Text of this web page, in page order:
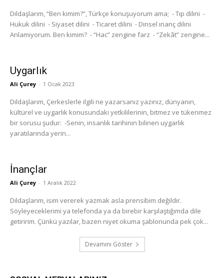
Dildaşlarım, “Ben kimim?”, Türkçe konuşuyorum ama; - Tıp dilini -
Hukuk dilini - Siyaset dilini - Ticaret dilini - Dinsel inanç dilini
Anlamıyorum. Ben kimim? - “Hac” zengine farz - “Zekât” zengine...
Uygarlık
Ali Çurey - 1 Ocak 2023
Dildaşlarım, Çerkeslerle ilgili ne yazarsanız yazınız, dünyanın,
kültürel ve uygarlık konusundaki yetkililerinin, bitmez ve tükenmez
bir sorusu şudur: -Senin, insanlık tarihinin bilinen uygarlık
yaratılarında yerin...
İnançlar
Ali Çurey - 1 Aralık 2022
Dildaşlarım, isim vererek yazmak asla prensibim değildir.
Söyleyeceklerimi ya telefonda ya da birebir karşılaştığımda dile
getiririm. Çünkü yazılar, bazen niyet okuma şablonunda pek çok...
Devamını Göster